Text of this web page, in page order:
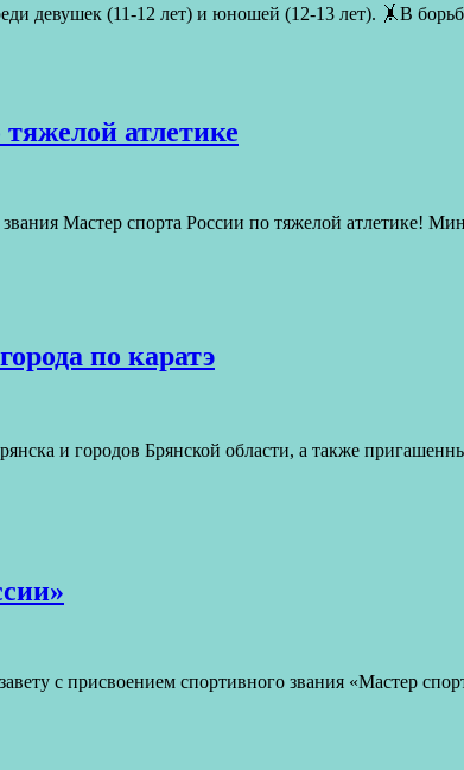
девушек (11-12 лет) и юношей (12-13 лет). 🤸В
атлетике
Мастер спорта России по тяжелой атлетике!
по каратэ
и городов Брянской области, а также
с присвоением спортивного звания «Мастер